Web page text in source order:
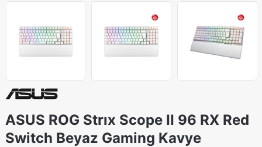
ASUS ROG Strıx Scope II 96 RX Red
Switch Beyaz Gaming Kavye